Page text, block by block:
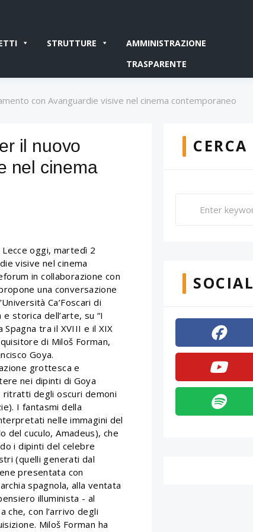
STRUTTURE
AMMINISTRAZIONE
TRASPARENTE
con Avanguardie visive nel cinema contemporaneo
il nuovo
nel cinema
oggi, martedì 2
visive nel cinema
in collaborazione con
una conversazione
Ca’Foscari di
storica dell’arte, su “I
tra il XVIII e il XIX
di Miloš Forman,
Goya.
grottesca e
nei dipinti di Goya
degli oscuri demoni
I fantasmi della
nelle immagini del
del cuculo, Amadeus), che
i dipinti del celebre
(quelli generati dal
presentata con
spagnola, alla ventata
illuminista - al
che, con l’arrivo degli
Miloš Forman ha
CERCA
SOCIAL